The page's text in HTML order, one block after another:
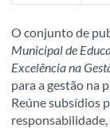
O conjunto de
Municipal de
Excelência na
para a gestão na
Reúne subsídios